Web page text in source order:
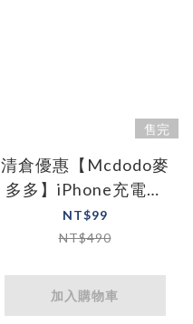
售完
清倉優惠【Mcdodo麥
多多】iPhone充電線
智能斷電 2A快充
Lightning傳輸線 啄木
NT$99
NT$490
加入購物車